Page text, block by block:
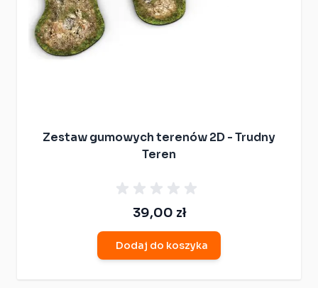
Zestaw gumowych terenów 2D - Trudny
Teren
39,00 zł
Dodaj do koszyka